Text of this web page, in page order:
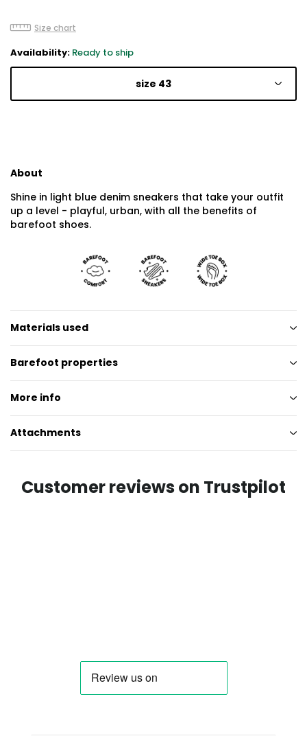
Size chart
Availability: Ready to ship
size 43
About
Shine in light blue denim sneakers that take your outfit
up a level - playful, urban, with all the benefits of
barefoot shoes.
Materials used
Barefoot properties
More info
Attachments
Customer reviews on Trustpilot